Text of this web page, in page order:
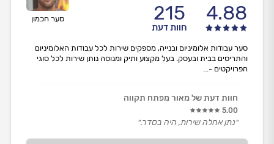
סער חכמון 4.88
215
חוות דעת
סער עבודות אלומיניום ובנייה, מספקים שירות לכל עבודות האלומיניום
והתריסים בבית ובעסק. בעל מקצוע ותיק ומנוסה נותן שירות לכל סוגי
הפרויקטים -...
חוות דעת של מאור מפתח תקווה
5.00
״נתן אחלה שירות, היה בסדר.״